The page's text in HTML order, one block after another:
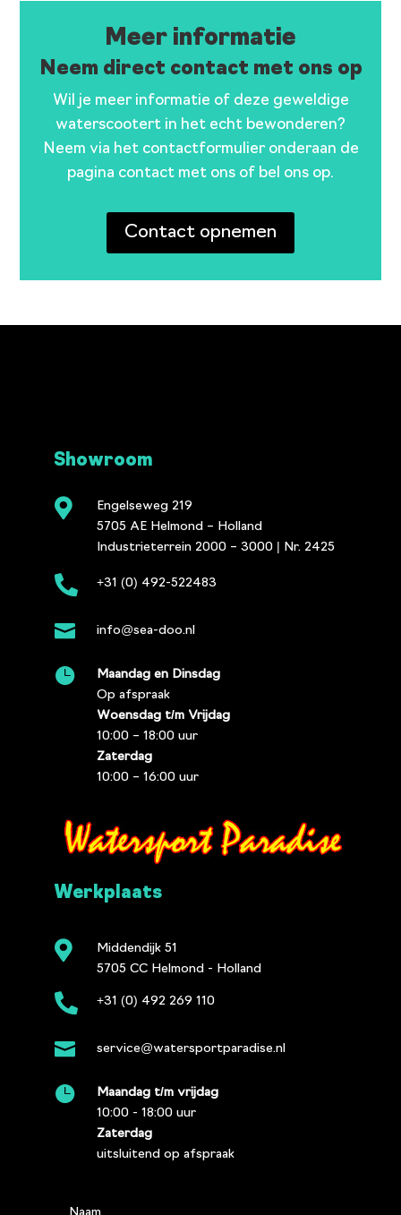
Meer informatie
Neem direct contact met ons op
Wil je meer informatie of deze geweldige
waterscootert in het echt bewonderen?
Neem via het contactformulier onderaan de
pagina contact met ons of bel ons op.
Contact opnemen
Showroom

Engelseweg 219
5705 AE Helmond – Holland
Industrieterrein 2000 – 3000 | Nr. 2425
 +31 (0) 492-522483
 info@sea-doo.nl

Maandag en Dinsdag
Op afspraak
Woensdag t/m Vrijdag
10:00 – 18:00 uur
Zaterdag
10:00 – 16:00 uur
Werkplaats

Middendijk 51
5705 CC Helmond - Holland
 +31 (0) 492 269 110
 service@watersportparadise.nl

Maandag t/m vrijdag
10:00 - 18:00 uur
Zaterdag
uitsluitend op afspraak